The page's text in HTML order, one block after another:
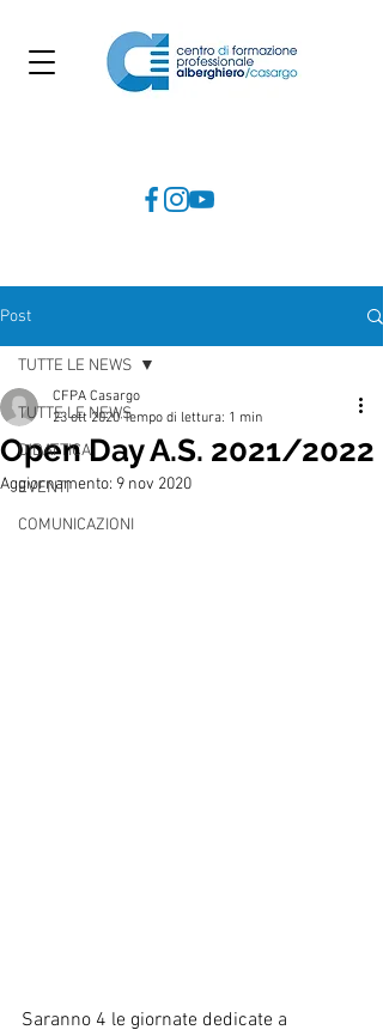
Post
TUTTE LE NEWS
DIDATTICA
EVENTI
COMUNICAZIONI
TUTTE LE NEWS
Open Day A.S. 2021/2022
CFPA Casargo
23 ott 2020 Tempo di lettura: 1 min
Aggiornamento: 9 nov 2020
Saranno 4 le giornate dedicate a